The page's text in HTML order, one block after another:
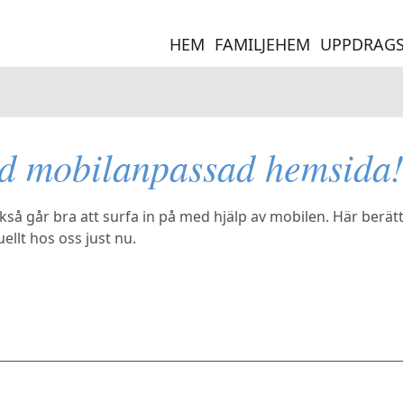
HEM FAMILJEHEM
mobilanpassad hemsida!
går bra att surfa in på med hjälp av mobilen. Här
hos oss just nu.